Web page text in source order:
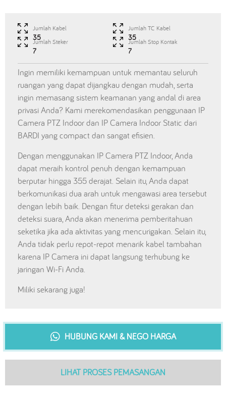
Jumlah Kabel
35
Jumlah TC Kabel
35
Jumlah Steker
7
Jumlah Stop Kontak
7
Ingin memiliki kemampuan untuk memantau seluruh
ruangan yang dapat dijangkau dengan mudah, serta
ingin memasang sistem keamanan yang andal di area
privasi Anda? Kami merekomendasikan penggunaan IP
Camera PTZ Indoor dan IP Camera Indoor Static dari
BARDI yang compact dan sangat efisien.
Dengan menggunakan IP Camera PTZ Indoor, Anda
dapat meraih kontrol penuh dengan kemampuan
berputar hingga 355 derajat. Selain itu, Anda dapat
berkomunikasi dua arah untuk mengawasi area tersebut
dengan lebih baik. Dengan fitur deteksi gerakan dan
deteksi suara, Anda akan menerima pemberitahuan
seketika jika ada aktivitas yang mencurigakan. Selain itu,
Anda tidak perlu repot-repot menarik kabel tambahan
karena IP Camera ini dapat langsung terhubung ke
jaringan Wi-Fi Anda.
Miliki sekarang juga!
HUBUNG KAMI & NEGO HARGA
LIHAT PROSES PEMASANGAN